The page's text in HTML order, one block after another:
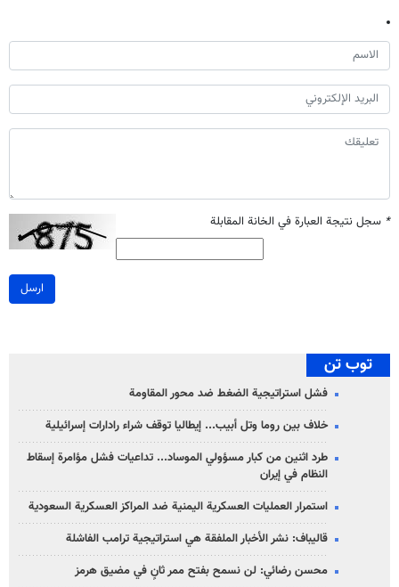
* سجل نتيجة العبارة في الخانة المقابلة
ارسل
توب تن
فشل استراتيجية الضغط ضد محور المقاومة
خلاف بين روما وتل أبيب... إيطاليا توقف شراء رادارات إسرائيلية
طرد اثنين من كبار مسؤولي الموساد... تداعيات فشل مؤامرة إسقاط
النظام في إيران
استمرار العمليات العسكرية اليمنية ضد المراكز العسكرية السعودية
قاليباف: نشر الأخبار الملفقة هي استراتيجية ترامب الفاشلة
محسن رضائي: لن نسمح بفتح ممر ثانٍ في مضيق هرمز